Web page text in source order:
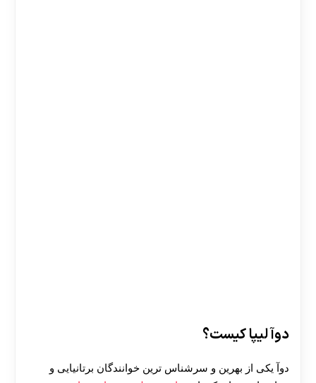
دوآ لیپا کیست؟
دوآ یکی از بهرین و سرشناس ترین خوانندگان برتانیایی و